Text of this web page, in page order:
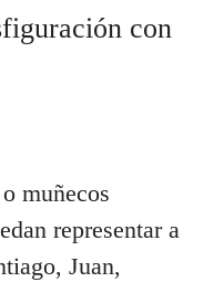
con
muñecos
representar a
Juan,